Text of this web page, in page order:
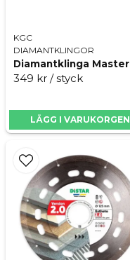
KGC
DIAMANTKLINGOR
349 kr / styck
LÄGG I VARUKORGEN